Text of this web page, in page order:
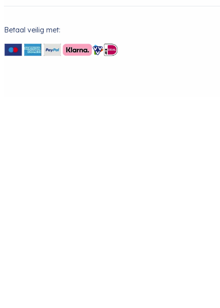
Betaal veilig met: